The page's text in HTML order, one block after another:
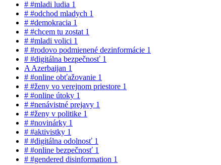
# #mladi ludia 1
# #odchod mladych 1
# #demokracia 1
# #chcem tu zostat 1
# #mladi volici 1
# #rodovo podmienené dezinformácie 1
# #digitálna bezpečnosť 1
A Azerbaijan 1
# #online obťažovanie 1
# #ženy vo verejnom priestore 1
# #online útoky 1
# #nenávistné prejavy 1
# #ženy v politike 1
# #novinárky 1
# #aktivistky 1
# #digitálna odolnosť 1
# #online bezpečnosť 1
# #gendered disinformation 1